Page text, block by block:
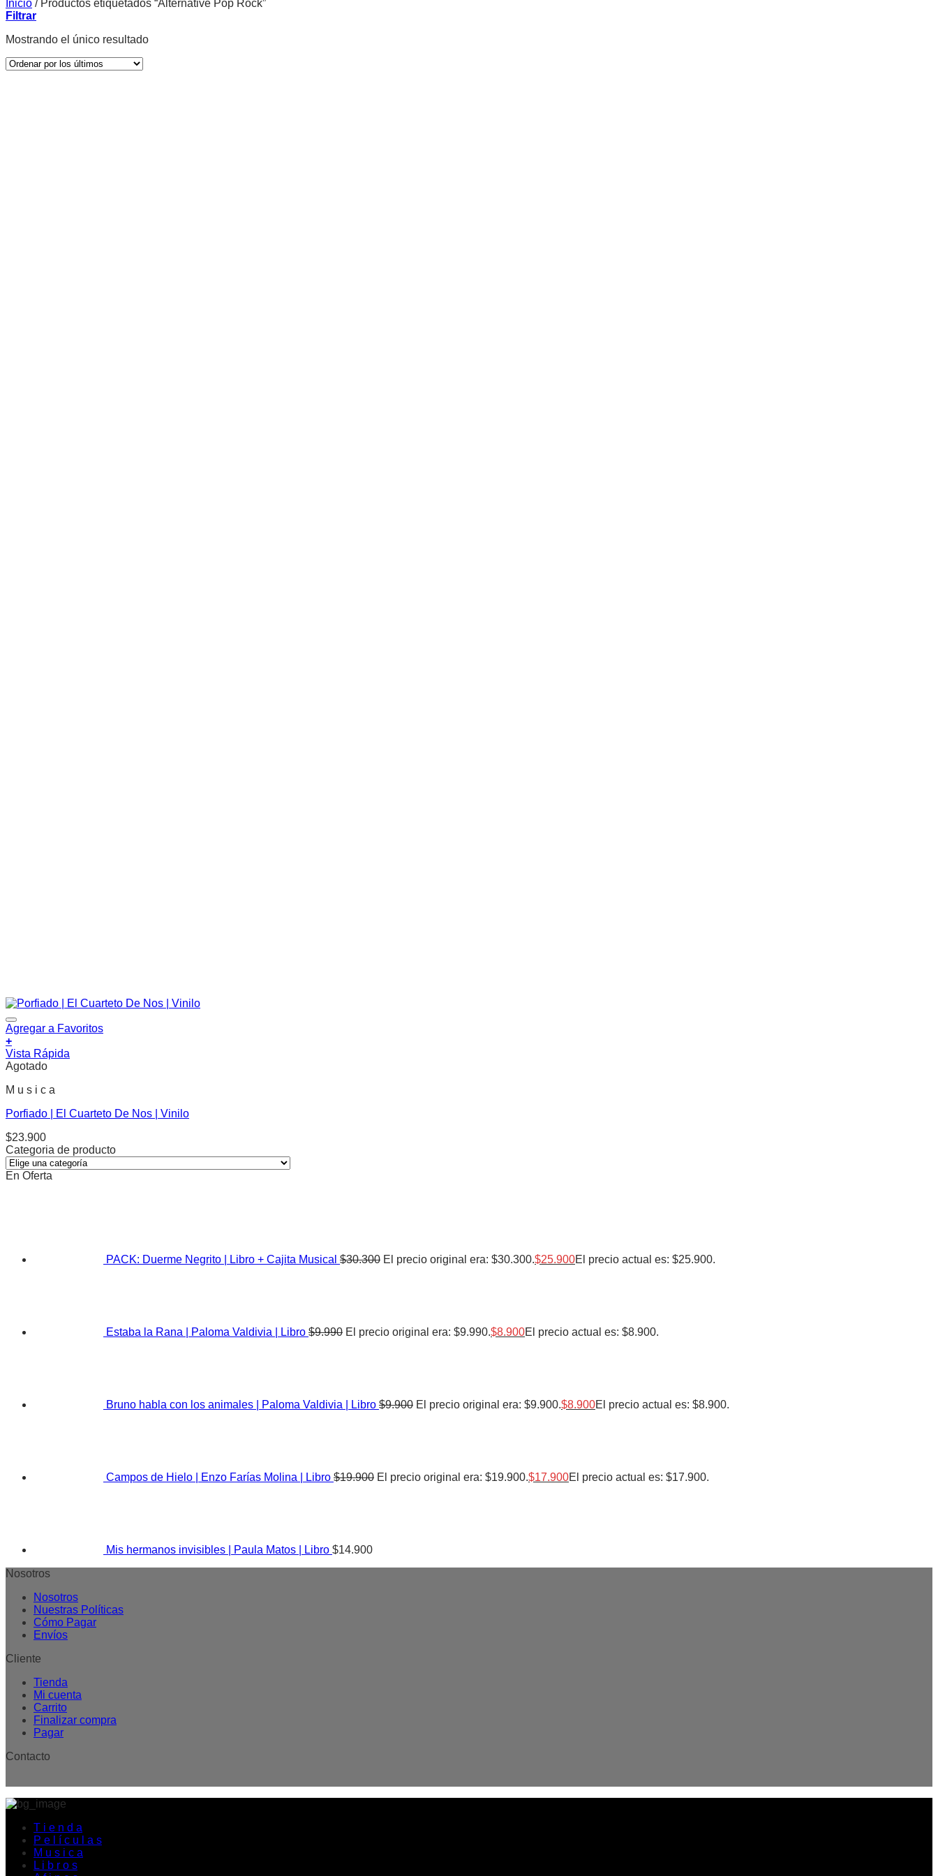
Inicio /Productos etiquetados “Alternative Pop Rock”
Filtrar
Mostrando el único resultado
Agregar a Favoritos
+
Vista Rápida
Agotado
M u s i c a
Porfiado | El Cuarteto De Nos | Vinilo
$23.900
Categoria de producto
En Oferta
PACK: Duerme Negrito | Libro + Cajita Musical $30.300 El precio original era: $30.300.$25.900El precio actual es: $25.900.
Estaba la Rana | Paloma Valdivia | Libro $9.990 El precio original era: $9.990.$8.900El precio actual es: $8.900.
Bruno habla con los animales | Paloma Valdivia | Libro $9.900 El precio original era: $9.900.$8.900El precio actual es: $8.900.
Campos de Hielo | Enzo Farías Molina | Libro $19.900 El precio original era: $19.900.$17.900El precio actual es: $17.900.
Mis hermanos invisibles | Paula Matos | Libro $14.900
Nosotros
Nosotros
Nuestras Políticas
Cómo Pagar
Envíos
Cliente
Tienda
Mi cuenta
Carrito
Finalizar compra
Pagar
Contacto
T i e n d a
P e l í c u l a s
M u s i c a
L i b r o s